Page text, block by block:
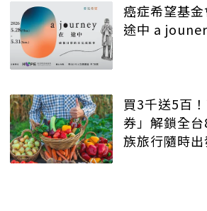
癌症希望基
途中 a
買3千送5百
券」解鎖全
族旅行隨時出